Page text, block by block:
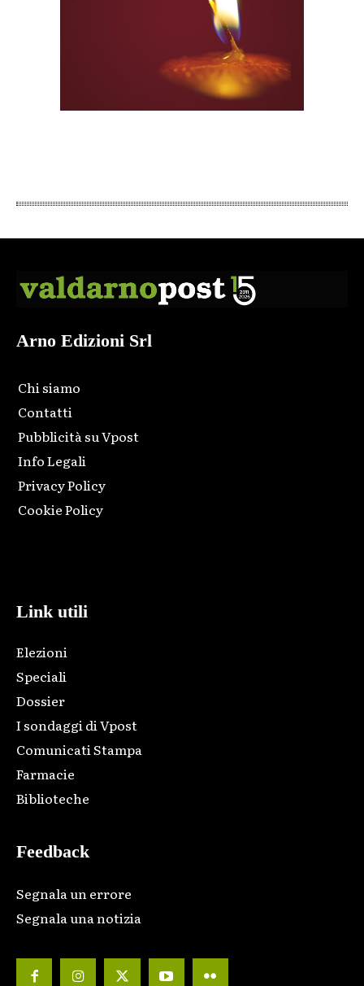
Arno Edizioni Srl
Chi siamo
Contatti
Pubblicità su Vpost
Info Legali
Privacy Policy
Cookie Policy
Link utili
Elezioni
Speciali
Dossier
I sondaggi di Vpost
Comunicati Stampa
Farmacie
Biblioteche
Feedback
Segnala un errore
Segnala una notizia